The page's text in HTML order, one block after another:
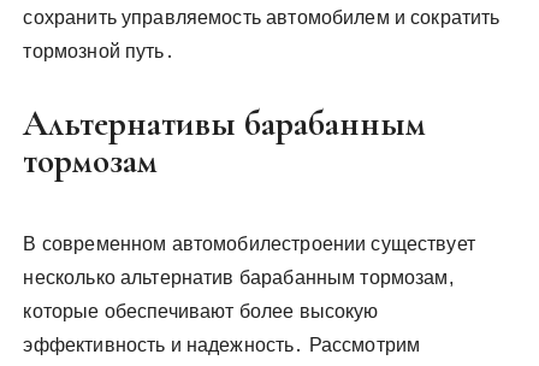
сохранить управляемость автомобилем и сократить
тормозной путь․
Альтернативы барабанным
тормозам
В современном автомобилестроении существует
несколько альтернатив барабанным тормозам,
которые обеспечивают более высокую
эффективность и надежность․ Рассмотрим